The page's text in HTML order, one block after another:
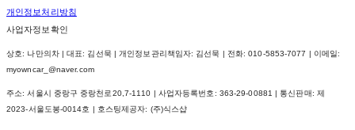
개인정보처리방침
사업자정보확인
상호: 나만의차 | 대표: 김선묵 | 개인정보관리책임자: 김선묵 | 전화: 010-5853-7077 | 이메일:
myowncar_@naver.com
주소: 서울시 중랑구 중랑천로20,7-1110 | 사업자등록번호: 363-29-00881 | 통신판매: 제
2023-서울도봉-0014호
| 호스팅제공자: (주)식스샵